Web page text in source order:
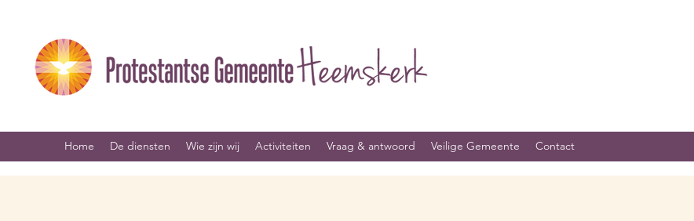
Home De diensten Wie zijn wij Activiteiten Vraag & antwoord Veilige Gemeente Contact